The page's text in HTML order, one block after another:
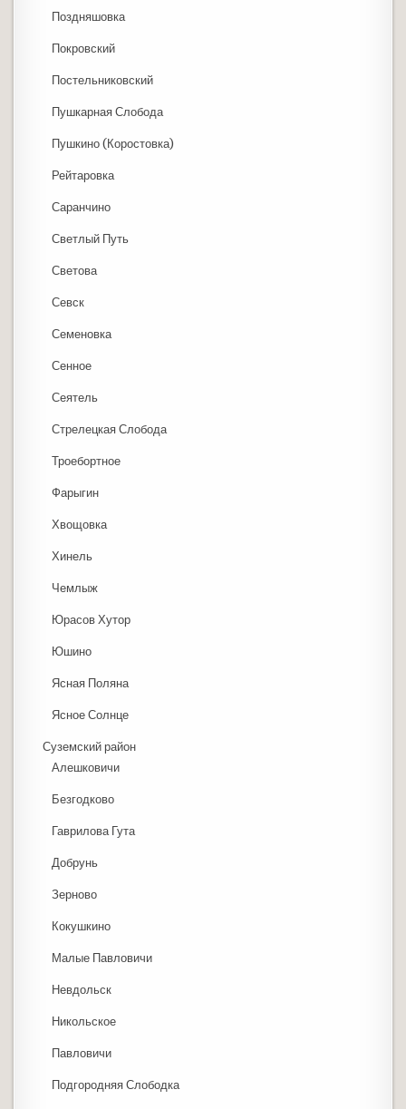
Поздняшовка
Покровский
Постельниковский
Пушкарная Слобода
Пушкино (Коростовка)
Рейтаровка
Саранчино
Светлый Путь
Светова
Севск
Семеновка
Сенное
Сеятель
Стрелецкая Слобода
Троебортное
Фарыгин
Хвощовка
Хинель
Чемлыж
Юрасов Хутор
Юшино
Ясная Поляна
Ясное Солнце
Суземский район
Алешковичи
Безгодково
Гаврилова Гута
Добрунь
Зерново
Кокушкино
Малые Павловичи
Невдольск
Никольское
Павловичи
Подгородняя Слободка